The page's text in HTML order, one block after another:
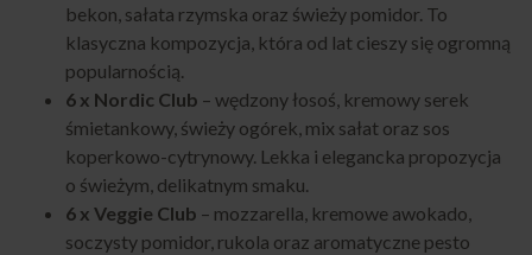
bekon, sałata rzymska oraz świeży pomidor. To
klasyczna kompozycja, która od lat cieszy się ogromną
popularnością.
6 x Nordic Club – wędzony łosoś, kremowy serek
śmietankowy, świeży ogórek, mix sałat oraz sos
koperkowo-cytrynowy. Lekka i elegancka propozycja
o świeżym, delikatnym smaku.
6 x Veggie Club – mozzarella, kremowe awokado,
soczysty pomidor, rukola oraz aromatyczne pesto